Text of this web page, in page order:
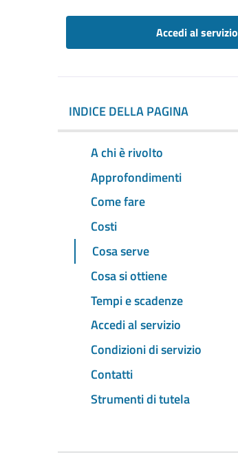
Accedi al servizio
INDICE DELLA PAGINA
A chi è rivolto
Approfondimenti
Come fare
Costi
Cosa serve
Cosa si ottiene
Tempi e scadenze
Accedi al servizio
Condizioni di servizio
Contatti
Strumenti di tutela